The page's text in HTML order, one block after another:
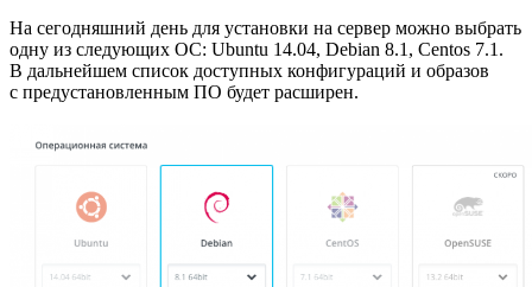
На сегодняшний день для установки на сервер можно выбрать
одну из следующих ОС: Ubuntu 14.04, Debian 8.1, Centos 7.1.
В дальнейшем список доступных конфигураций и образов
с предустановленным ПО будет расширен.